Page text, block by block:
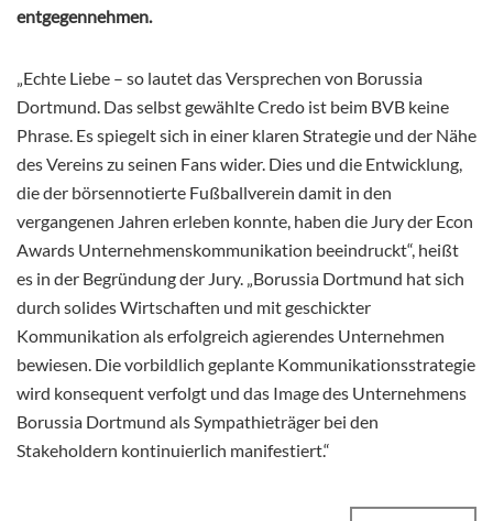
entgegennehmen.
„Echte Liebe – so lautet das Versprechen von Borussia
Dortmund. Das selbst gewählte Credo ist beim BVB keine
Phrase. Es spiegelt sich in einer klaren Strategie und der Nähe
des Vereins zu seinen Fans wider. Dies und die Entwicklung,
die der börsennotierte Fußballverein damit in den
vergangenen Jahren erleben konnte, haben die Jury der Econ
Awards Unternehmenskommunikation beeindruckt“, heißt
es in der Begründung der Jury. „Borussia Dortmund hat sich
durch solides Wirtschaften und mit geschickter
Kommunikation als erfolgreich agierendes Unternehmen
bewiesen. Die vorbildlich geplante Kommunikationsstrategie
wird konsequent verfolgt und das Image des Unternehmens
Borussia Dortmund als Sympathieträger bei den
Stakeholdern kontinuierlich manifestiert.“